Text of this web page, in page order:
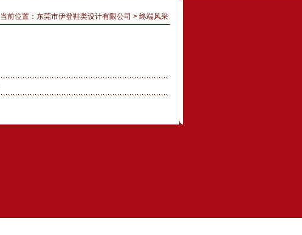
当前位置： 东莞市伊登鞋类设计有限公司 > 终端风采